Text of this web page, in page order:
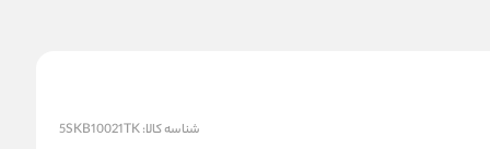
شناسه کالا:5SKB10021TK